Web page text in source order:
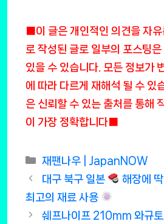
■이 글은 개인적인 의견을 자
로 작성된 글로 일부의 포스팅
있을 수 있습니다. 모든 정보가
에 따라 다르게 재해석 될 수 있
은 신뢰할 수 있는 출처를 통해
이 가장 정확합니다■
Categories
재팬나우 | JapanNOW
대구 북구 일본
해장에
최고의 재료 사용
쉐프나이프 210mm 와규토